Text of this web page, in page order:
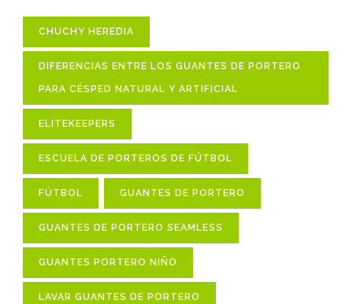
CHUCHY HEREDIA
DIFERENCIAS ENTRE LOS GUANTES DE PORTERO
PARA CÉSPED NATURAL Y ARTIFICIAL
ELITEKEEPERS
ESCUELA DE PORTEROS DE FÚTBOL
FÚTBOL GUANTES DE PORTERO
GUANTES DE PORTERO SEAMLESS
GUANTES PORTERO NIÑO
LAVAR GUANTES DE PORTERO